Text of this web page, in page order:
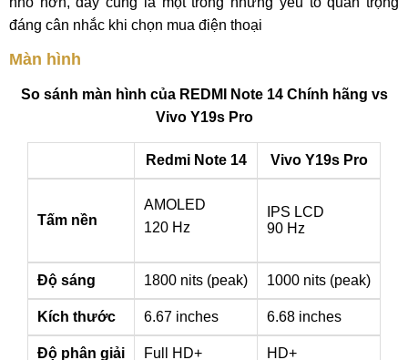
đáng cân nhắc khi chọn mua điện thoại
Màn hình
So sánh màn hình của REDMI Note 14 Chính hãng vs
Vivo Y19s Pro
Redmi Note 14 Vivo Y19s Pro
Tấm nền
AMOLED
120 Hz
IPS LCD
90 Hz
Độ sáng 1800 nits (peak) 1000 nits (peak)
Kích thước 6.67 inches 6.68 inches
Độ phân giải Full HD+ HD+